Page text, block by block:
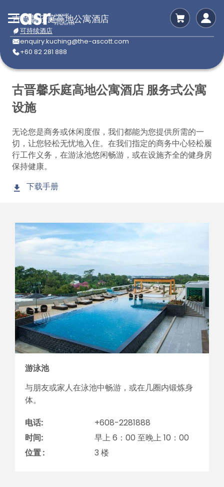
古晋馨乐庭高地公寓酒店
可持续酒店
enquiry.kuching@the-ascott.com
+60 82 281 888
古晋馨乐庭高地公寓酒店 服务式公寓
设施
无论您是商务或休闲度假，我们都能为您提供所需的一
切，让您轻松无忧地入住。在我们指定的商务中心轻松履
行工作义务，在游泳池悠闲畅游，或在设施齐全的健身房
保持健康。
下载手册
游泳池
与朋友或家人在泳池中畅游，或在几圈内锻炼身
体。
电话:
+608-2281888
时间:
早上 6：00 至晚上 10：00
位置 :
3 楼